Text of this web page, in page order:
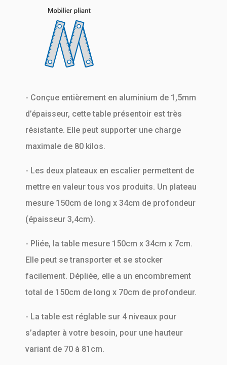
- Conçue entièrement en aluminium de 1,5mm
d’épaisseur, cette table présentoir est très
résistante. Elle peut supporter une charge
maximale de 80 kilos.
- Les deux plateaux en escalier permettent de
mettre en valeur tous vos produits. Un plateau
mesure 150cm de long x 34cm de profondeur
(épaisseur 3,4cm).
- Pliée, la table mesure 150cm x 34cm x 7cm.
Elle peut se transporter et se stocker
facilement. Dépliée, elle a un encombrement
total de 150cm de long x 70cm de profondeur.
- La table est réglable sur 4 niveaux pour
s’adapter à votre besoin, pour une hauteur
variant de 70 à 81cm.